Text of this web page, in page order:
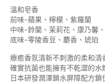
溫和皂香
前味-蘋果、檸檬、紫羅蘭
中味-鈴蘭、茉莉花、康乃馨
底味-零陵香豆、麝香、琥珀
療癒香氛清新不刺激的柔和清
確實抗菌也能擁有不乾澀的水
日本研發潤澤鎖水屏障配方